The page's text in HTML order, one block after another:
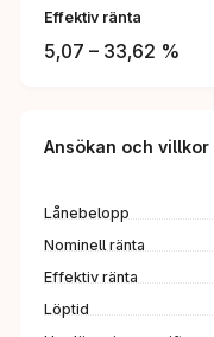
Effektiv ränta
5,07 – 33,62 %
Ansökan och villkor
Lånebelopp
Nominell ränta
Effektiv ränta
Löptid